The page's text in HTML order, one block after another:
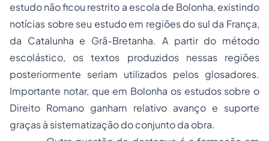
estudo não ficou restrito a escola de Bolonha, existindo
notícias sobre seu estudo em regiões do sul da França,
da Catalunha e Grã-Bretanha. A partir do método
escolástico, os textos produzidos nessas regiões
posteriormente seriam utilizados pelos glosadores.
Importante notar, que em Bolonha os estudos sobre o
Direito Romano ganham relativo avanço e suporte
graças à sistematização do conjunto da obra.